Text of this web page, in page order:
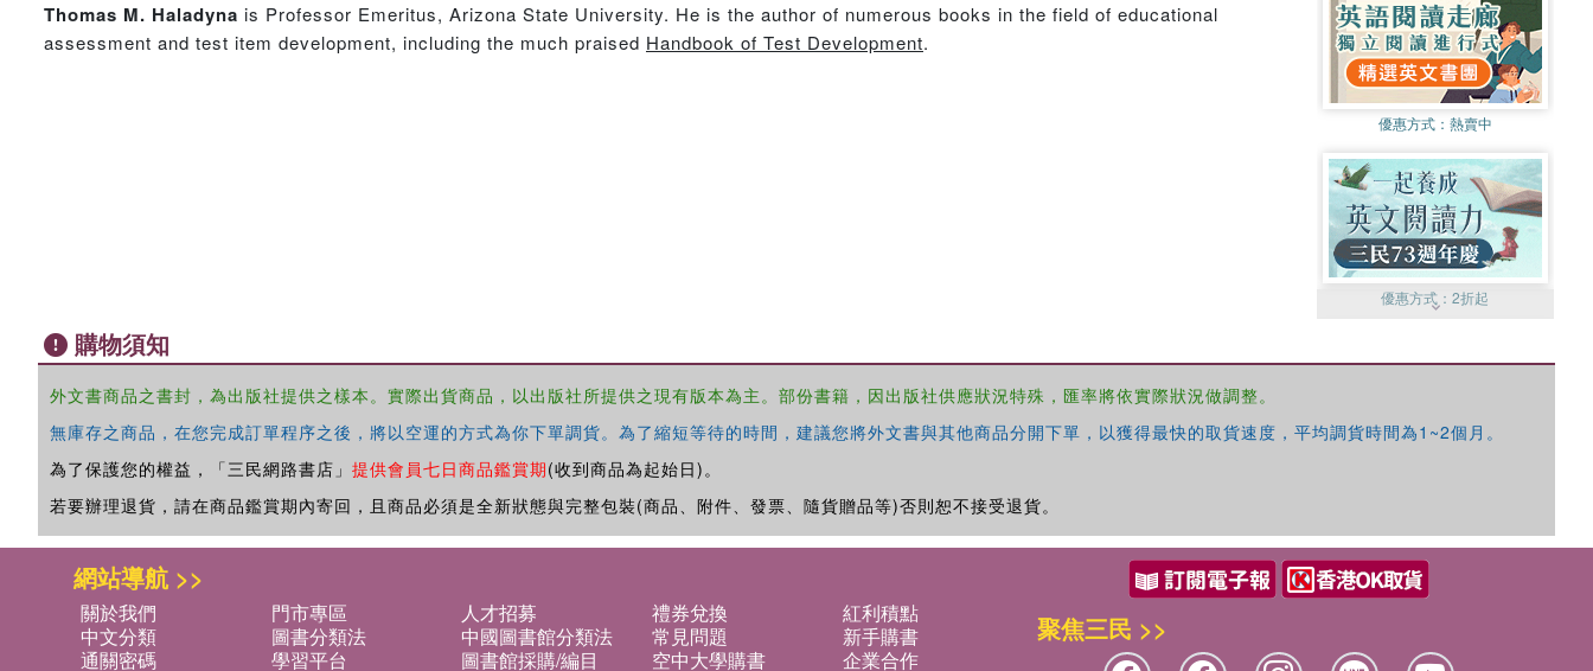
Thomas M. Haladyna is Professor Emeritus, Arizona State University. He is the author of numerous books in the field of educational
assessment and test item development, including the much praised Handbook of Test Development.
優惠方式： 熱賣中
優惠方式：2折起
購物須知
外文書商品之書封，為出版社提供之樣本。實際出貨商品，以出版社所提供之現有版本為主。部份書籍，因出版社供應狀況特殊，匯率將依實際狀況做調整。
無庫存之商品，在您完成訂單程序之後，將以空運的方式為你下單調貨。為了縮短等待的時間，建議您將外文書與其他商品分開下單，以獲得最快的取貨速度，平均調貨時間為1~2個月。
為了保護您的權益，「三民網路書店」 提供會員七日商品鑑賞期(收到商品為起始日)。
若要辦理退貨，請在商品鑑賞期內寄回，且商品必須是全新狀態與完整包裝(商品、附件、發票、隨貨贈品等)否則恕不接受退貨。
網站導航 >>
關於我們 門市專區 人才招募 禮券兌換
紅利積點
中文分類
圖書分類法 中國圖書館分類法 常見問題
新手購書
通關密碼
學習平台 圖書館採購/編目 空中大學購書
企業合作
聚焦三民 >>